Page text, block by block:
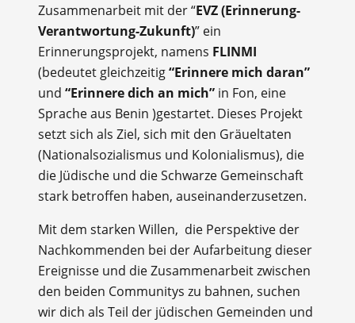
Zusammenarbeit mit der “EVZ (Erinnerung-
Verantwortung-Zukunft)” ein
Erinnerungsprojekt, namens FLINMI
(bedeutet gleichzeitig“Erinnere mich daran”
und “Erinnere dich an mich” in Fon, eine
Sprache aus Benin )gestartet. Dieses Projekt
setzt sich als Ziel, sich mit den Gräueltaten
(Nationalsozialismus und Kolonialismus), die
die Jüdische und die Schwarze Gemeinschaft
stark betroffen haben, auseinanderzusetzen.
Mit dem starken Willen, die Perspektive der
Nachkommenden bei der Aufarbeitung dieser
Ereignisse und die Zusammenarbeit zwischen
den beiden Communitys zu bahnen, suchen
wir dich als Teil der jüdischen Gemeinden und